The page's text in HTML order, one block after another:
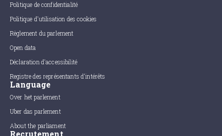
Politique de confidentialité
Politique d'utilisation des cookies
Règlement du parlement
Open data
Déclaration d'accessibilité
Registre des représentants d'intérêts
Language
Over het parlement
Uber das parlement
About the parliament
Recrutement